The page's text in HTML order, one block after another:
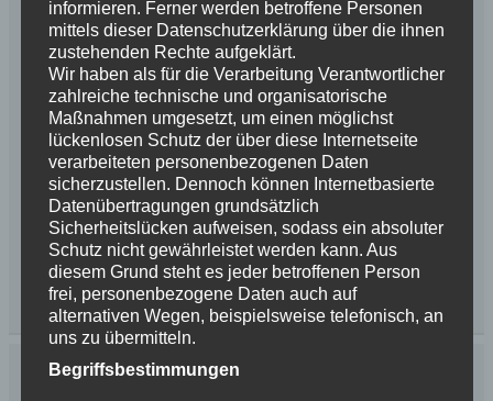
informieren. Ferner werden betroffene Personen
mittels dieser Datenschutzerklärung über die ihnen
zustehenden Rechte aufgeklärt.
Wir haben als für die Verarbeitung Verantwortlicher
zahlreiche technische und organisatorische
Maßnahmen umgesetzt, um einen möglichst
lückenlosen Schutz der über diese Internetseite
verarbeiteten personenbezogenen Daten
sicherzustellen. Dennoch können Internetbasierte
Datenübertragungen grundsätzlich
Sicherheitslücken aufweisen, sodass ein absoluter
Schutz nicht gewährleistet werden kann. Aus
diesem Grund steht es jeder betroffenen Person
frei, personenbezogene Daten auch auf
alternativen Wegen, beispielsweise telefonisch, an
uns zu übermitteln.
Begriffsbestimmungen